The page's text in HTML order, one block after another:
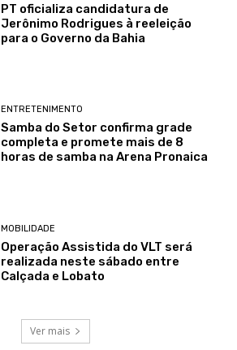
PT oficializa candidatura de
Jerônimo Rodrigues à reeleição
para o Governo da Bahia
ENTRETENIMENTO
Samba do Setor confirma grade
completa e promete mais de 8
horas de samba na Arena Pronaica
MOBILIDADE
Operação Assistida do VLT será
realizada neste sábado entre
Calçada e Lobato
Ver mais